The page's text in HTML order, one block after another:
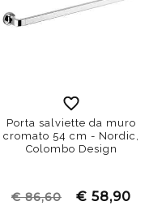
Porta salviette da muro
cromato 54 cm - Nordic,
Colombo Design
€ 86,60 € 58,90